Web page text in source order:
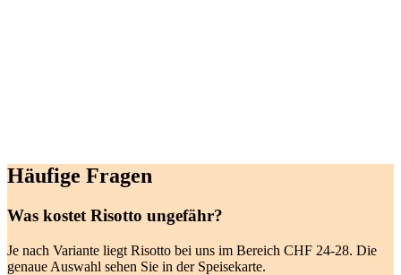
Häufige Fragen
Was kostet Risotto ungefähr?
Je nach Variante liegt Risotto bei uns im Bereich CHF 24-28. Die
genaue Auswahl sehen Sie in der Speisekarte.